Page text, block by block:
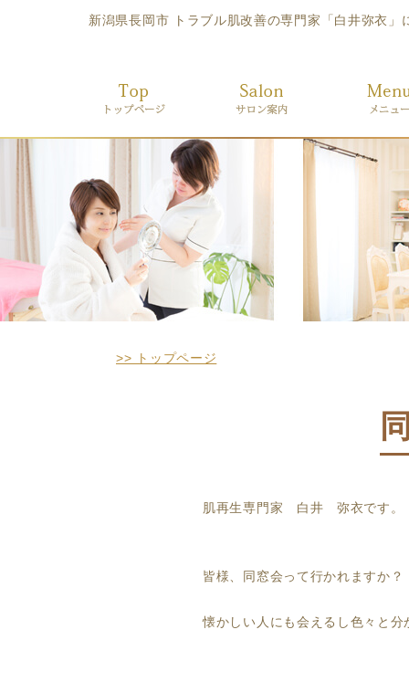
新潟県長岡市 トラブル肌改善の専門家「白井弥衣
>> トップページ
肌再生専門家 白井 弥衣です。
皆様、同窓会って行かれますか？
懐かしい人にも会えるし色々と分